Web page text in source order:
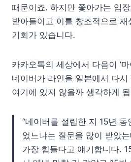
때문이죠. 하지만 쫓아가는 입
받아들이고 이를 창조적으로
기회가 있습니다.
카카오톡의 세상에서 다음이 ‘
네이버가 라인을 일본에서 다시
여기에 있지 않을까 생각하게
“네이버를 설립한 지 15년
었느냐는 질문을 많이 받았
가장 힘들다고 얘기합니다.